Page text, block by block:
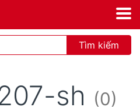
Tìm kiếm
sh (0)